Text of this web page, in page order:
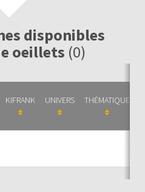
disponibles
oeillets (0)
KIFRANK UNIVERS THÉMATIQUE